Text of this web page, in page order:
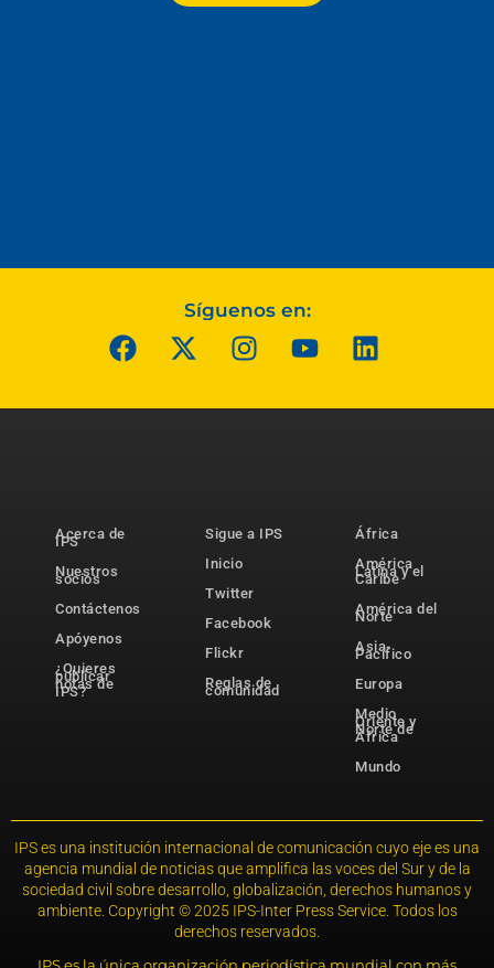
Síguenos en:
Acerca de
IPS
Nuestros
socios
Contáctenos
Apóyenos
¿Quieres
publicar
notas de
IPS?
Sigue a IPS
Inicio
Twitter
Facebook
Flickr
Reglas de
comunidad
África
América
Latina y el
Caribe
América del
Norte
Asia-
Pacífico
Europa
Medio
Oriente y
Norte de
África
Mundo
IPS es una institución internacional de comunicación cuyo eje es una
agencia mundial de noticias que amplifica las voces del Sur y de la
sociedad civil sobre desarrollo, globalización, derechos humanos y
ambiente. Copyright © 2025 IPS-Inter Press Service. Todos los
derechos reservados.